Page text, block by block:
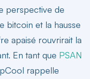
perspective de
bitcoin et la hausse
apaisé rouvrirait la
En tant que PSAN
rappelle